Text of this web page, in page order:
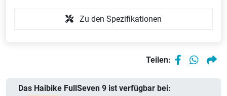
Zu den Spezifikationen
Teilen:
Das Haibike FullSeven 9 ist verfügbar bei: